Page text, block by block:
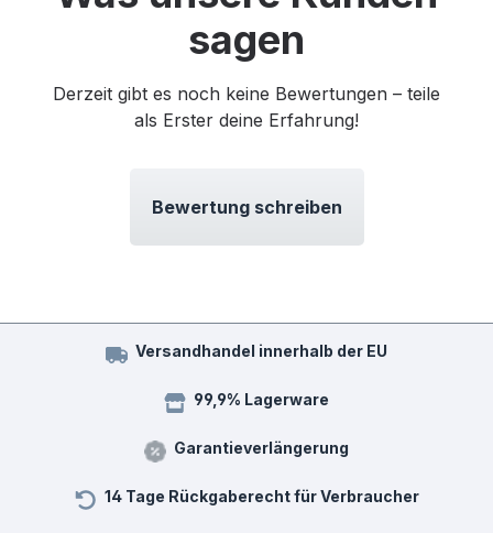
sagen
Derzeit gibt es noch keine Bewertungen – teile
als Erster deine Erfahrung!
Bewertung schreiben
Versandhandel innerhalb der EU
99,9% Lagerware
Garantieverlängerung
14 Tage Rückgaberecht für Verbraucher